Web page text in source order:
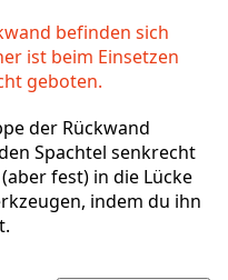
befinden sich
ist beim Einsetzen
geboten.
der Rückwand
Spachtel senkrecht
fest) in die Lücke
indem du ihn